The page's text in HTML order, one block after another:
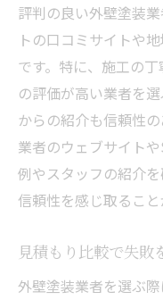
信頼できる
施工品質を
寝屋川市の
寝屋川市の外
スト
外壁塗装業
寝屋川市特
契約時の注
アフターケ
評判の良い外壁塗装
トの口コミサイトや
です。特に、施工の
の評価が高い業者を
からの紹介も信頼性
業者のウェブサイト
例やスタッフの紹介
信頼性を感じ取ること
見積もり比較で失敗
外壁塗装業者を選ぶ